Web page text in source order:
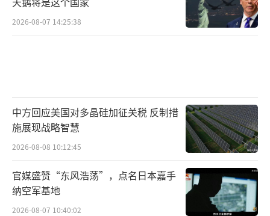
2026-08-07 14:25:38
中方回应美国对多晶硅加征关税 反制措
施展现战略智慧
2026-08-08 10:12:45
官媒盛赞“东风浩荡”，点名日本嘉手
纳空军基地
2026-08-07 10:40:02